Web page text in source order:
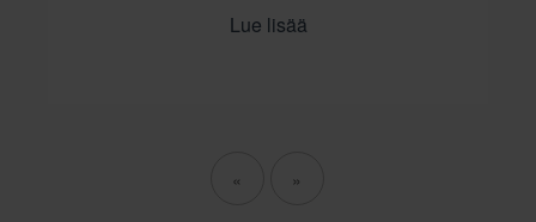
Lue lisää
« »